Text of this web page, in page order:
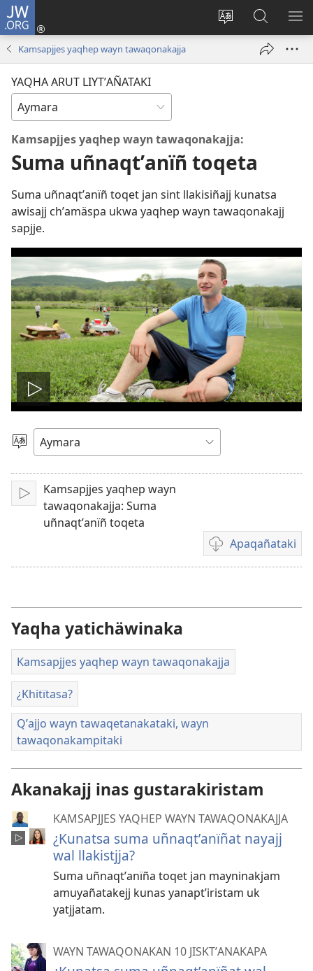
JW.ORG
Change
language
Cuentamar
mantañatakiJW.ORG:
Kamsapjjes yaqhep wayn tawaqonakajja
YAQHA ARUT LIYTʼAÑATAKI
Kamsapjjes yaqhep wayn tawaqonakajja:
Suma uñnaqtʼanïñ toqeta
Suma uñnaqtʼanïñ toqet jan sint llakisiñajj kunatsa
awisajj chʼamäspa ukwa yaqhep wayn tawaqonakajj
sapjje.
Play
video
Mä
ajlliñataki
Play
Kamsapjjes yaqhep wayn
tawaqonakajja: Suma
uñnaqtʼanïñ toqeta
Apaqañataki
Video
download
Yaqha yatichäwinaka
Kamsapjjes yaqhep wayn tawaqonakajja
¿Khitïtasa?
Qʼajjo wayn tawaqetanakataki, wayn
tawaqonakampitaki
Akanakajj inas gustarakiristam
KAMSAPJJES YAQHEP WAYN TAWAQONAKAJJA
¿Kunatsa suma uñnaqtʼanïñat nayajj
wal llakistjja?
Suma uñnaqtʼanïña toqet jan mayninakjam
amuyañatakejj kunas yanaptʼiristam uk
yatjjatam.
WAYN TAWAQONAKAN 10 JISKTʼANAKAPA